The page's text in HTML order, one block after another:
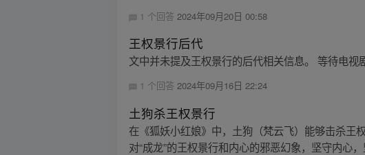
1 个回答2024年09月20日 00:58
王权景行后代
文中并未提及王权景行的后代相关信息。 等待电视
1 个回答2024年09月16日 22:24
土狗杀王权景行
在《狐妖小红娘》中，土狗（梵云飞）能够击杀王
对“成龙”的王权景行和内心的邪恶幻象，坚守内心